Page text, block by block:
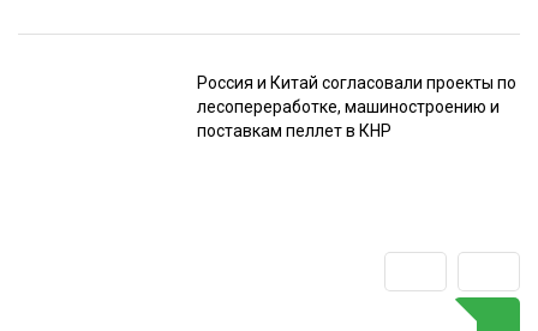
Россия и Китай согласовали проекты по
лесопереработке, машиностроению и
поставкам пеллет в КНР